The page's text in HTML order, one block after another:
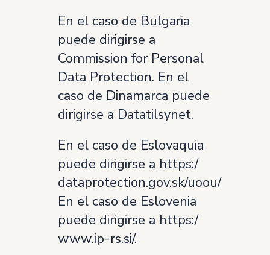
En el caso de Bulgaria
puede dirigirse a
Commission for Personal
Data Protection. En el
caso de Dinamarca puede
dirigirse a Datatilsynet.
En el caso de Eslovaquia
puede dirigirse a https:/
dataprotection.gov.sk/uoou/
En el caso de Eslovenia
puede dirigirse a https:/
www.ip-rs.si/.